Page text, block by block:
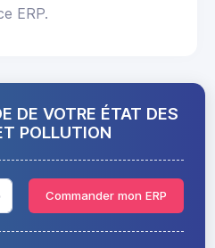
ERP.
DE VOTRE ÉTAT DES
POLLUTION
Commander mon ERP